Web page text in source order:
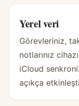
Yerel veri
Görevleriniz,
notlarınız
iCloud
açıkça